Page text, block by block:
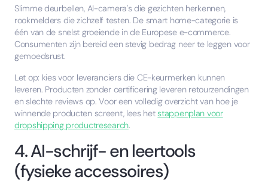
Slimme deurbellen, AI-camera's die gezichten herkennen,
rookmelders die zichzelf testen. De smart home-categorie is
één van de snelst groeiende in de Europese e-commerce.
Consumenten zijn bereid een stevig bedrag neer te leggen voor
gemoedsrust.
Let op: kies voor leveranciers die CE-keurmerken kunnen
leveren. Producten zonder certificering leveren retourzendingen
en slechte reviews op. Voor een volledig overzicht van hoe je
winnende producten screent, lees hetstappenplan voor
dropshipping productresearch.
4. AI-schrijf- en leertools
(fysieke accessoires)